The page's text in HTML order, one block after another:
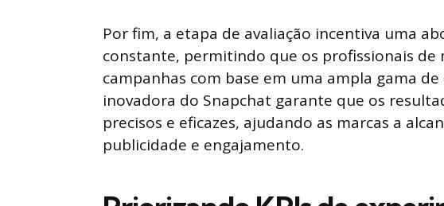
Por fim, a etapa de avaliação incentiva uma
constante, permitindo que os profissionais de
campanhas com base em uma ampla gama
inovadora do Snapchat garante que os
precisos e eficazes, ajudando as marcas a
publicidade e engajamento.